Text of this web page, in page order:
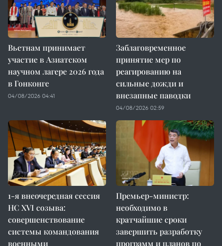
Вьетнам принимает
участие в Азиатском
научном лагере 2026 года
в Гонконге
04/08/2026 04:41
Заблаговременное
принятие мер по
реагированию на
сильные дожди и
внезапные паводки
04/08/2026 02:59
1-я внеочередная сессия
НС XVI созыва:
совершенствование
системы командования
военными
Премьер-министр:
необходимо в
кратчайшие сроки
завершить разработку
программ и планов по